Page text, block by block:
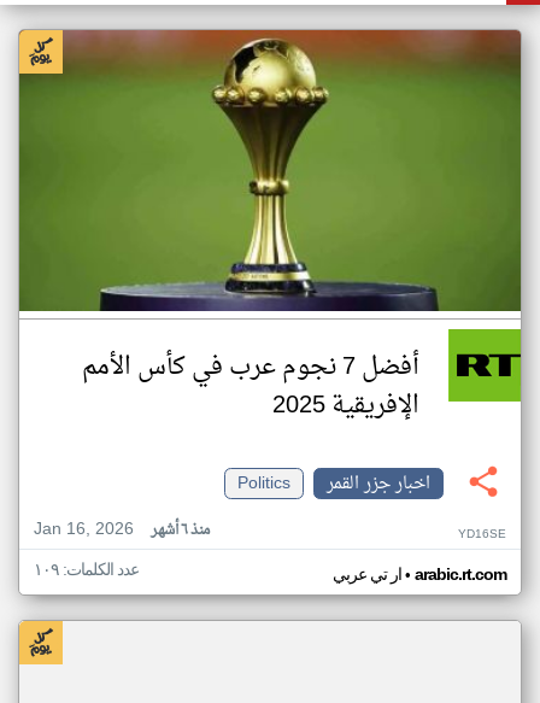
أفضل 7 نجوم عرب في كأس الأمم
الإفريقية 2025
اخبار جزر القمر
Politics
Jan 16, 2026
منذ ٦ أشهر YD16SE
ار تي عربي• arabic.rt.com عدد الكلمات: ١٠٩